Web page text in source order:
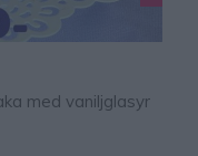
med vaniljglasyr